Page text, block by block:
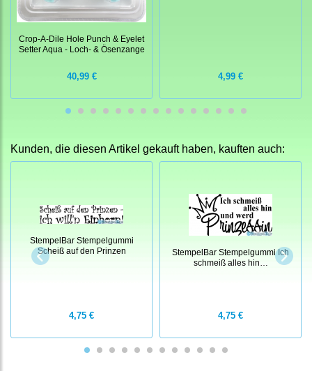
Crop-A-Dile Hole Punch & Eyelet
Setter Aqua - Loch- & Ösenzange
40,99 € 4,99 €
Kunden, die diesen Artikel gekauft haben, kauften auch:
StempelBar Stempelgummi
Scheiß auf den Prinzen
4,75 €
StempelBar Stempelgummi Ich
schmeiß alles hin…
4,75 €